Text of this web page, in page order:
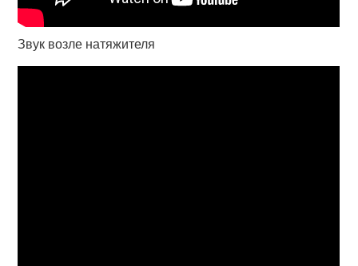
Звук возле натяжителя